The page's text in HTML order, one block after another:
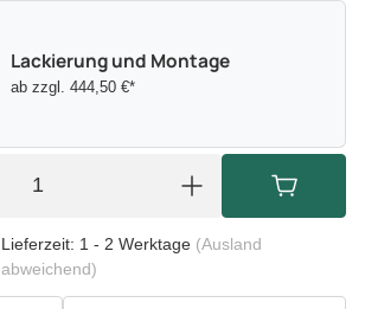
Lackierung und Montage
ab zzgl. 444,50 €*
Lieferzeit: 1 - 2 Werktage (Ausland
abweichend)